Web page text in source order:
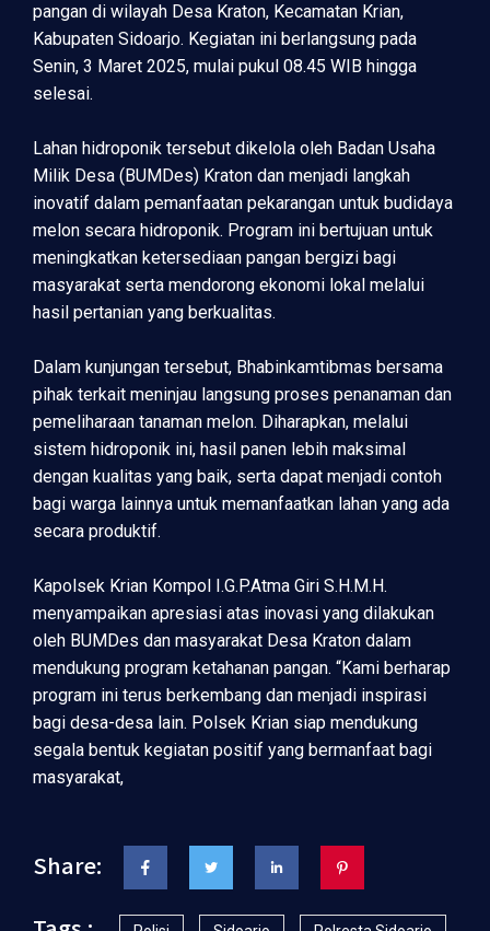
pangan di wilayah Desa Kraton, Kecamatan Krian,
Kabupaten Sidoarjo. Kegiatan ini berlangsung pada
Senin, 3 Maret 2025, mulai pukul 08.45 WIB hingga
selesai.
Lahan hidroponik tersebut dikelola oleh Badan Usaha
Milik Desa (BUMDes) Kraton dan menjadi langkah
inovatif dalam pemanfaatan pekarangan untuk budidaya
melon secara hidroponik. Program ini bertujuan untuk
meningkatkan ketersediaan pangan bergizi bagi
masyarakat serta mendorong ekonomi lokal melalui
hasil pertanian yang berkualitas.
Dalam kunjungan tersebut, Bhabinkamtibmas bersama
pihak terkait meninjau langsung proses penanaman dan
pemeliharaan tanaman melon. Diharapkan, melalui
sistem hidroponik ini, hasil panen lebih maksimal
dengan kualitas yang baik, serta dapat menjadi contoh
bagi warga lainnya untuk memanfaatkan lahan yang ada
secara produktif.
Kapolsek Krian Kompol I.G.P.Atma Giri S.H.M.H.
menyampaikan apresiasi atas inovasi yang dilakukan
oleh BUMDes dan masyarakat Desa Kraton dalam
mendukung program ketahanan pangan. “Kami berharap
program ini terus berkembang dan menjadi inspirasi
bagi desa-desa lain. Polsek Krian siap mendukung
segala bentuk kegiatan positif yang bermanfaat bagi
masyarakat,
Share: